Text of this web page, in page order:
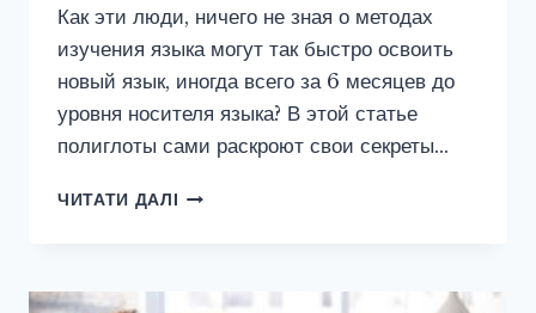
Как эти люди, ничего не зная о методах
изучения языка могут так быстро освоить
новый язык, иногда всего за 6 месяцев до
уровня носителя языка? В этой статье
полиглоты сами раскроют свои секреты…
ЧИТАТИ ДАЛІ ПОЛИГЛОТЫ:
МЕШАЮТ